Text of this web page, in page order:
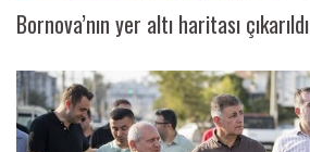
Bornova’nın yer altı haritası çıkarıldı